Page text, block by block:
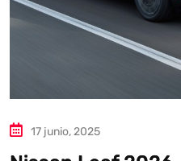
17 junio, 2025